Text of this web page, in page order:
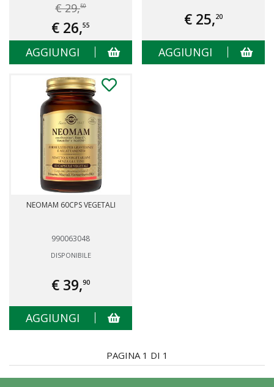
€ 29,50
€ 26,55
AGGIUNGI
€ 25,20
AGGIUNGI
NEOMAM 60CPS VEGETALI
990063048
DISPONIBILE
€ 39,90
AGGIUNGI
PAGINA 1 DI 1